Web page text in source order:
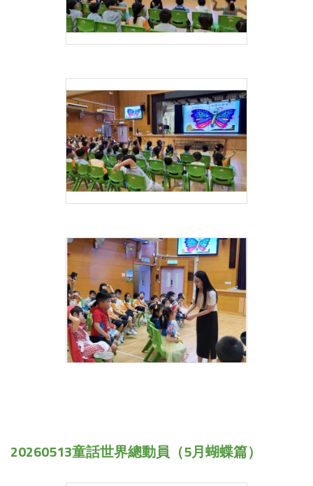
20260513童話世界總動員（5月蝴蝶篇）